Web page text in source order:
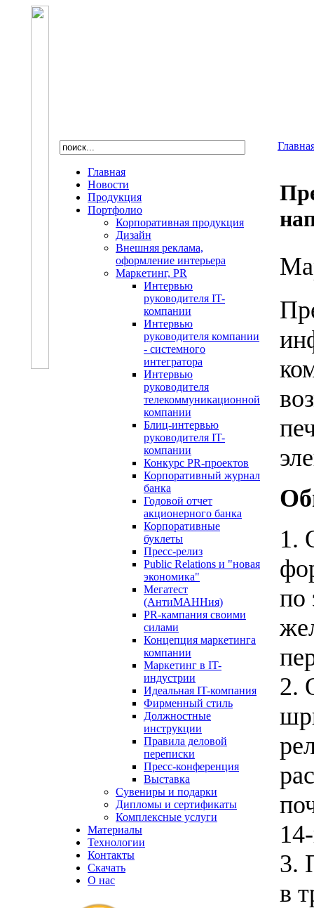
Главная
Новости
Продукция
Портфолио
Корпоративная продукция
Дизайн
Внешняя реклама,
оформление интерьера
Маркетинг, PR
Интервью
руководителя IT-
компании
Интервью
руководителя компании
- системного
интегратора
Интервью
руководителя
телекоммуникационной
компании
Блиц-интервью
руководителя IT-
компании
Конкурс PR-проектов
Корпоративный журнал
банка
Годовой отчет
акционерного банка
Корпоративные
буклеты
Пресс-релиз
Public Relations и "новая
экономика"
Мегатест
(АнтиМАННия)
PR-кампания своими
силами
Концепция маркетинга
компании
Маркетинг в IT-
индустрии
Идеальная IT-компания
Фирменный стиль
Должностные
инструкции
Правила деловой
переписки
Пресс-конференция
Выставка
Сувениры и подарки
Дипломы и сертификаты
Комплексные услуги
Материалы
Технологии
Контакты
Скачать
О нас
1.
по
2.
3.
в